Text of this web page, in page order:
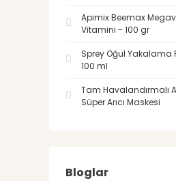
Apimix Beemax
Vitamini - 100 gr
Sprey Oğul Yakalama
100 ml
Tam Havalandırmalı
Süper Arıcı Maskesi
Bloglar